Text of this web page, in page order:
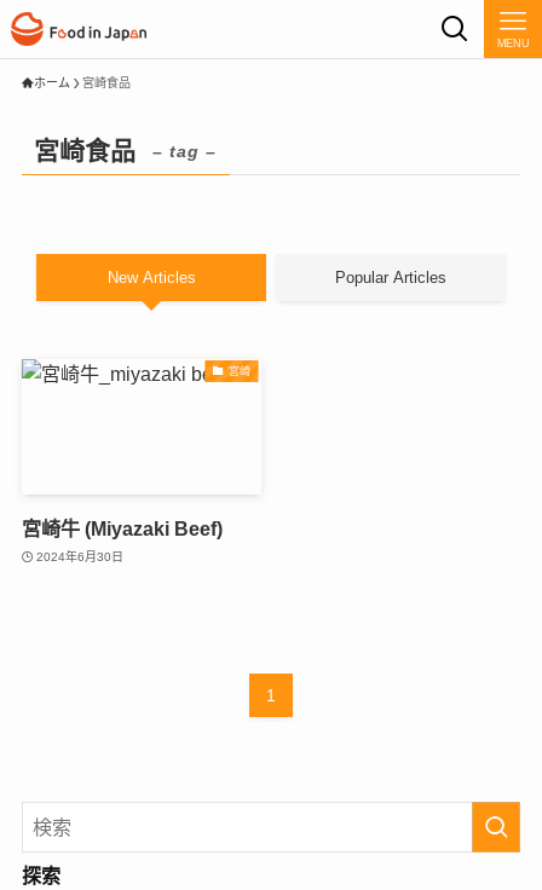
MENU
ホーム 宮崎食品
宮崎食品 – tag –
New Articles Popular Articles
宮崎
宮崎牛 (Miyazaki Beef)
2024年6月30日
1
探索